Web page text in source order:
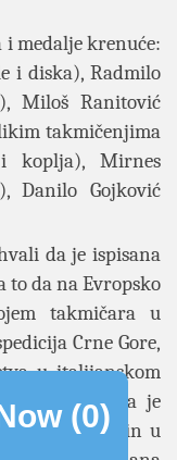
medalje krenuće:
i diska), Radmilo
Miloš Ranitović
takmičenjima
koplja), Mirnes
Danilo Gojković
da je ispisana
to da na Evropsko
takmičara u
Crne Gore,
u italijanskom
radi, tada je
Baranin u
(0)